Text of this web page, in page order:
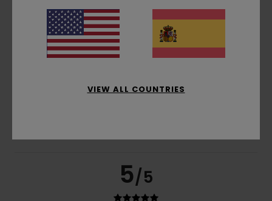
Talla
Material
Color
5/5
VIEW ALL COUNTRIES